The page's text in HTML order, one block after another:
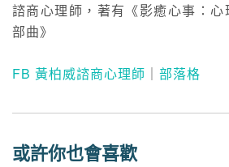
諮商心理師，著有《影癒心事：
部曲》
FB 黃柏威諮商心理師 ｜ 部落格
或許你也會喜歡